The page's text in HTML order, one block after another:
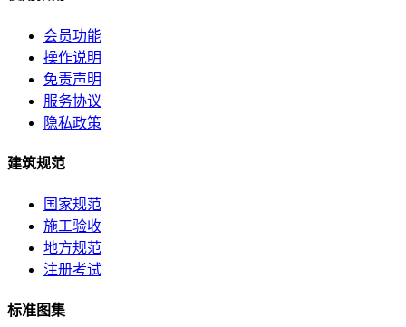
会员功能
操作说明
免责声明
服务协议
隐私政策
建筑规范
国家规范
施工验收
地方规范
注册考试
标准图集